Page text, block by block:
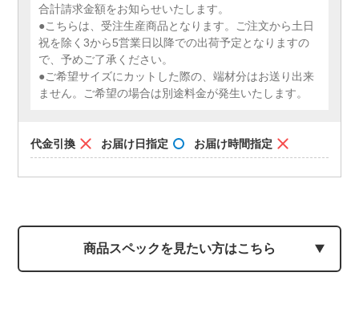
合計請求金額をお知らせいたします。
●こちらは、受注生産商品となります。ご注文から土日
祝を除く3から5営業日以降での出荷予定となりますの
で、予めご了承ください。
●ご希望サイズにカットした際の、端材分はお送り出来
ません。ご希望の場合は別途料金が発生いたします。
代金引換 お届け日指定 お届け時間指定
商品スペックを見たい方はこちら